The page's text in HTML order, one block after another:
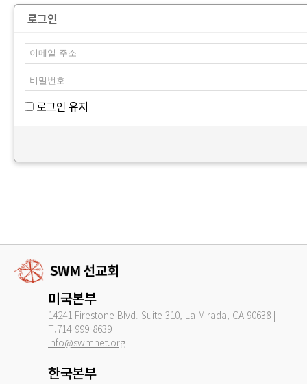
로그인
로그인 유지
미국본부
14241 Firestone Blvd. Suite 310, La Mirada, CA 90638 |
T.714-999-8639
info@swmnet.org
한국본부